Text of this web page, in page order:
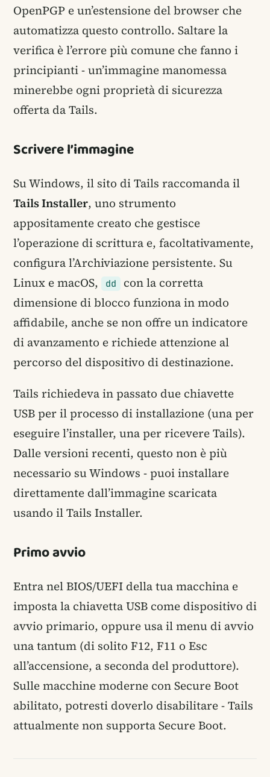
OpenPGP e un’estensione del browser che
automatizza questo controllo. Saltare la
verifica è l’errore più comune che fanno i
principianti - un’immagine manomessa
minerebbe ogni proprietà di sicurezza
offerta da Tails.
Scrivere l’immagine
Su Windows, il sito di Tails raccomanda il
Tails Installer, uno strumento
appositamente creato che gestisce
l’operazione di scrittura e, facoltativamente,
configura l’Archiviazione persistente. Su
Linux e macOS,
dd
con la corretta
dimensione di blocco funziona in modo
affidabile, anche se non offre un indicatore
di avanzamento e richiede attenzione al
percorso del dispositivo di destinazione.
Tails richiedeva in passato due chiavette
USB per il processo di installazione (una per
eseguire l’installer, una per ricevere Tails).
Dalle versioni recenti, questo non è più
necessario su Windows - puoi installare
direttamente dall’immagine scaricata
usando il Tails Installer.
Primo avvio
Entra nel BIOS/UEFI della tua macchina e
imposta la chiavetta USB come dispositivo di
avvio primario, oppure usa il menu di avvio
una tantum (di solito F12, F11 o Esc
all’accensione, a seconda del produttore).
Sulle macchine moderne con Secure Boot
abilitato, potresti doverlo disabilitare - Tails
attualmente non supporta Secure Boot.